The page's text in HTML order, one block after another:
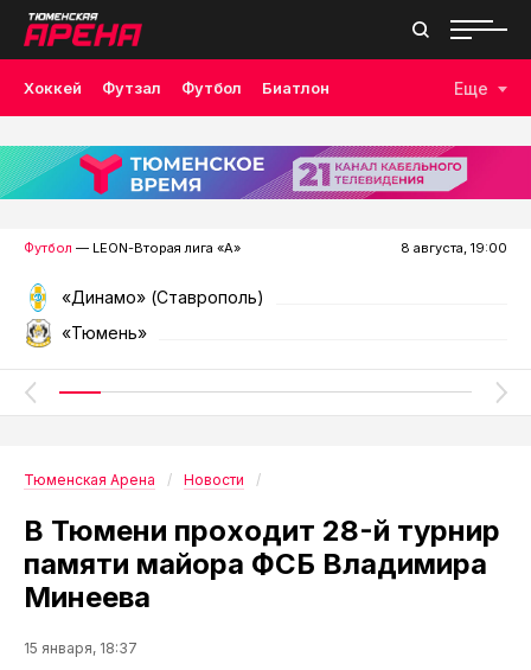
Хоккей Футзал Футбол Биатлон
Лыжные гонки Волейбол Плавание Дзюдо
Скалолазание Велоспорт Бокс
Еще
Футбол — LEON-Вторая лига «А» 8 августа, 19:00
«Динамо» (Ставрополь)
«Тюмень»
Тюменская Арена Новости
В Тюмени проходит 28-й турнир
памяти майора ФСБ Владимира
Минеева
15 января, 18:37